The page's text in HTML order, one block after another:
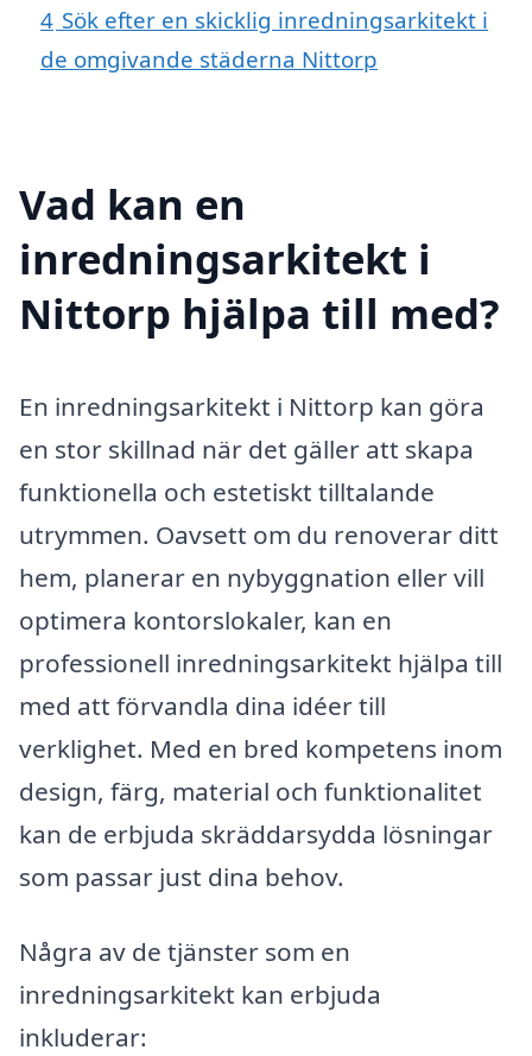
4 Sök efter en skicklig inredningsarkitekt i
de omgivande städerna Nittorp
Vad kan en
inredningsarkitekt i
Nittorp hjälpa till med?
En inredningsarkitekt i Nittorp kan göra
en stor skillnad när det gäller att skapa
funktionella och estetiskt tilltalande
utrymmen. Oavsett om du renoverar ditt
hem, planerar en nybyggnation eller vill
optimera kontorslokaler, kan en
professionell inredningsarkitekt hjälpa till
med att förvandla dina idéer till
verklighet. Med en bred kompetens inom
design, färg, material och funktionalitet
kan de erbjuda skräddarsydda lösningar
som passar just dina behov.
Några av de tjänster som en
inredningsarkitekt kan erbjuda
inkluderar: